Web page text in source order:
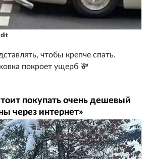
чтобы крепче спать.
покроет ущерб 💸
покупать очень дешевый
через интернет»